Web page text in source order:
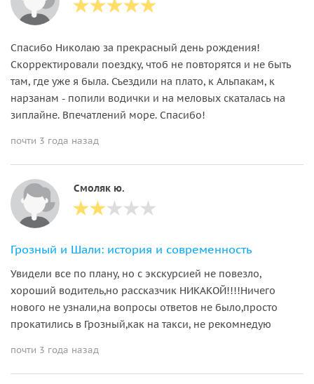
Спасибо Николаю за прекрасный день рождения!
Скорректировали поездку, чтоб не повторятся и не быть
там, где уже я была. Съездили на плато, к Альпакам, к
нарзанам - попили водички и на меловых скаталась на
зиплайне. Впечатлений море. Спасибо!
почти 3 года назад
Смоляк ю.
Грозный и Шали: история и современность
Увидели все по плану, но с экскурсией не повезло,
хороший водитель,но рассказчик НИКАКОЙ!!!!Ничего
нового не узнали,на вопросы ответов не было,просто
прокатились в Грозный,как на такси, не рекомнедую
почти 3 года назад